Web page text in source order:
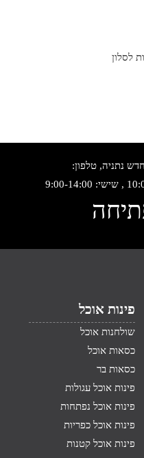
לסלון
פינות אוכל
שולחנות אוכל
כסאות אוכל
כסאות בר
פינות אוכל עגולות
פינות אוכל נפתחות
פינות אוכל כפריות
פינות אוכל קטנות